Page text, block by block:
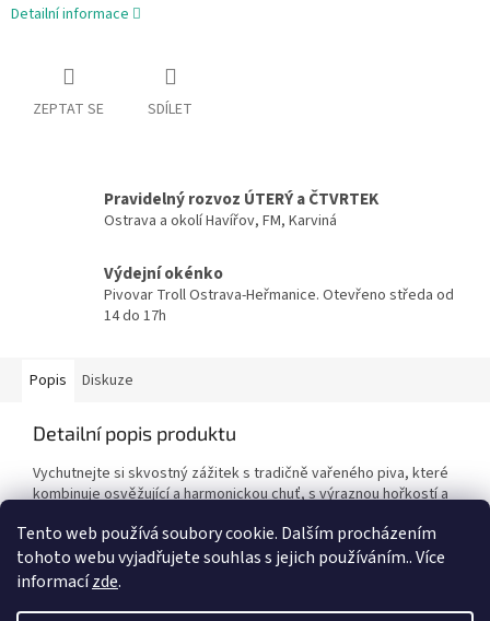
Tento web používá soubory cookie. Dalším procházením
tohoto webu vyjadřujete souhlas s jejich používáním.. Více
informacízde.
Detailní informace
ZEPTAT SE SDÍLET
Pravidelný rozvoz ÚTERÝ a ČTVRTEK
Ostrava a okolí Havířov, FM, Karviná
Výdejní okénko
Pivovar Troll Ostrava-Heřmanice. Otevřeno středa od
14 do 17h
Popis Diskuze
Detailní popis produktu
Vychutnejte si skvostný zážitek s tradičně vařeného piva, které
kombinuje osvěžující a harmonickou chuť, s výraznou hořkostí a